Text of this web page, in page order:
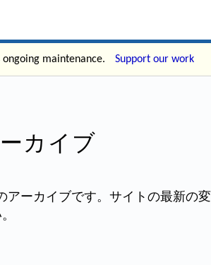
ongoing maintenance. Support our work
カイブ
アーカイブです。サイトの最新の変